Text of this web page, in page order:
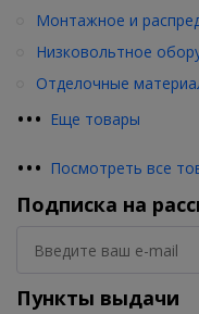
••• Еще товары
Монтажное и
Низковольтное
Отделочные
••• Посмотреть все
Подписка на
Пункты выдачи